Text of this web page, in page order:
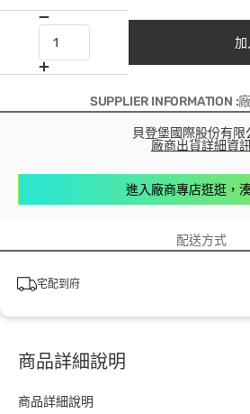
加
SUPPLIER INFORMATION :
貝登堡國際股份有限
廠商出貨詳細資
進入廠商專店逛逛，
配送方式
宅配到府
商品詳細說明
商品詳細說明